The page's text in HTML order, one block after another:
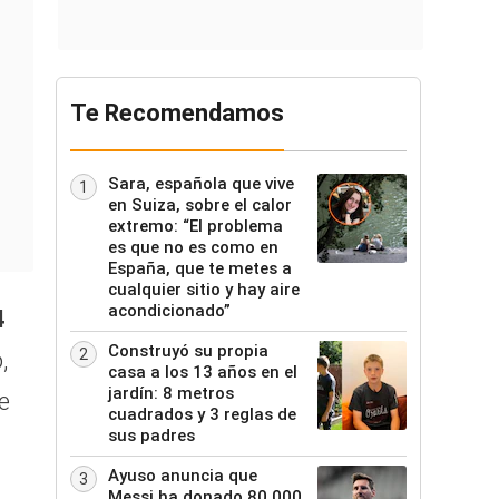
Te Recomendamos
1
Sara, española que vive
en Suiza, sobre el calor
extremo: “El problema
es que no es como en
España, que te metes a
cualquier sitio y hay aire
acondicionado”
2
Construyó su propia
casa a los 13 años en el
jardín: 8 metros
cuadrados y 3 reglas de
sus padres
3
Ayuso anuncia que